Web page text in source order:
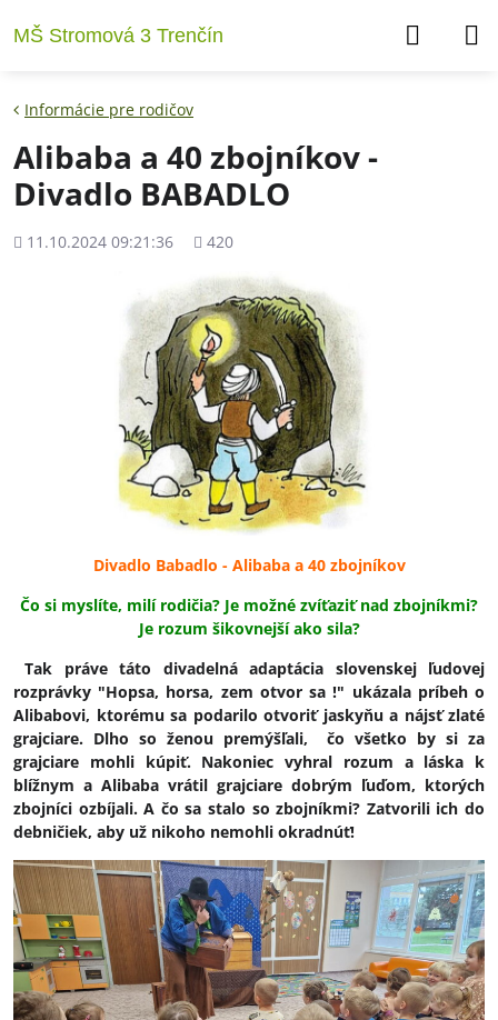
MŠ Stromová 3 Trenčín
Informácie pre rodičov
Alibaba a 40 zbojníkov -
Divadlo BABADLO
Pridané
11.10.2024 09:21:36
Počet
420
Divadlo Babadlo - Alibaba a 40 zbojníkov
Čo si myslíte, milí rodičia? Je možné zvíťaziť nad zbojníkmi?
Je rozum šikovnejší ako sila?
Tak práve táto divadelná adaptácia slovenskej ľudovej
rozprávky "Hopsa, horsa, zem otvor sa !" ukázala príbeh o
Alibabovi, ktorému sa podarilo otvoriť jaskyňu a nájsť zlaté
grajciare. Dlho so ženou premýšľali, čo všetko by si za
grajciare mohli kúpiť. Nakoniec vyhral rozum a láska k
blížnym a Alibaba vrátil grajciare dobrým ľuďom, ktorých
zbojníci ozbíjali. A čo sa stalo so zbojníkmi? Zatvorili ich do
debničiek, aby už nikoho nemohli okradnúť!